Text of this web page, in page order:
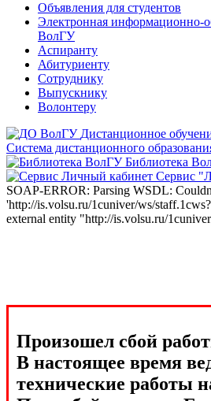
Объявления для студентов
Электронная информационно-
ВолГУ
Аспиранту
Абитуриенту
Сотруднику
Выпускнику
Волонтеру
Дистанционное
Система дистанционного
Библиотека
Сервис
SOAP-ERROR: Parsing WSDL:
'http://is.volsu.ru/1cuniver/ws/
external entity "http://is.volsu.ru/
Произошел сбой
В настоящее время
технические работы